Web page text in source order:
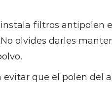
filtros antipolen
olvides darles
que el polen del